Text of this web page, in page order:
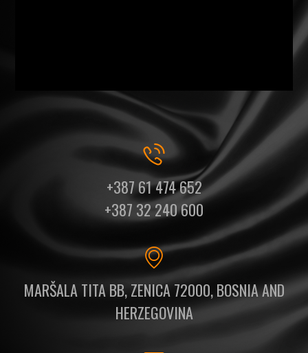
+387 61 474 652
+387 32 240 600
MARŠALA TITA BB, ZENICA 72000, BOSNIA AND
HERZEGOVINA